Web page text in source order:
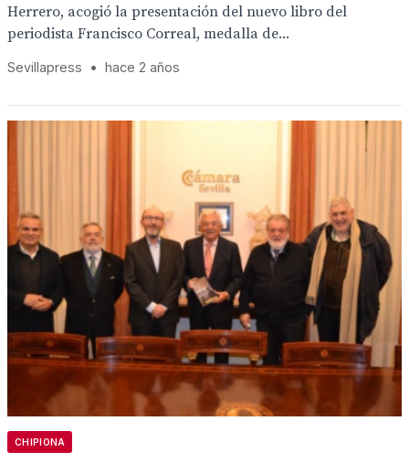
Herrero, acogió la presentación del nuevo libro del
periodista Francisco Correal, medalla de...
Sevillapress • hace 2 años
CHIPIONA